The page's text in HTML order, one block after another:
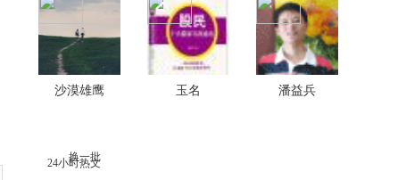
沙漠雄鹰 玉名 潘益兵
24小时热文
换一批